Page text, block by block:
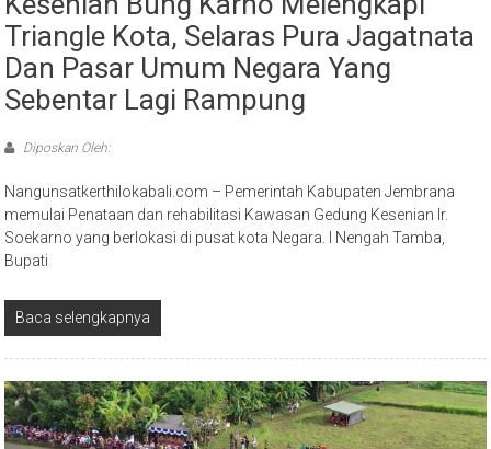
Triangle Kota, Selaras Pura Jagatnata
Dan Pasar Umum Negara Yang
Sebentar Lagi Rampung
Diposkan Oleh:
Nangunsatkerthilokabali.com – Pemerintah Kabupaten Jembrana
memulai Penataan dan rehabilitasi Kawasan Gedung Kesenian Ir.
Soekarno yang berlokasi di pusat kota Negara. I Nengah Tamba,
Bupati
Baca selengkapnya